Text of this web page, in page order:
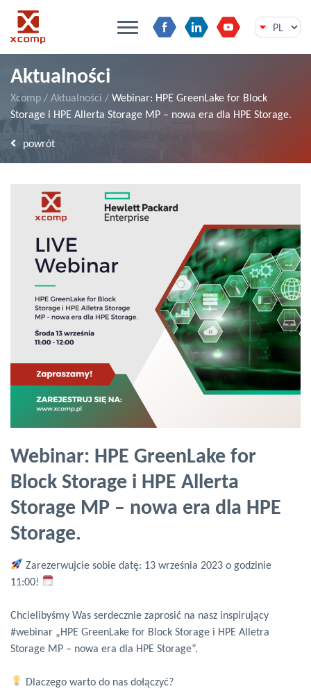
treści
Aktualności
Xcomp / Aktualności / Webinar: HPE GreenLake for Block
Storage i HPE Allerta Storage MP – nowa era dla HPE Storage.
powrót
Webinar: HPE GreenLake for
Block Storage i HPE Allerta
Storage MP – nowa era dla HPE
Storage.
Zarezerwujcie sobie datę: 13 września 2023 o godzinie
11:00!
Chcielibyśmy Was serdecznie zaprosić na nasz inspirujący
#webinar „HPE GreenLake for Block Storage i HPE Alletra
Storage MP – nowa era dla HPE Storage”.
Dlaczego warto do nas dołączyć?